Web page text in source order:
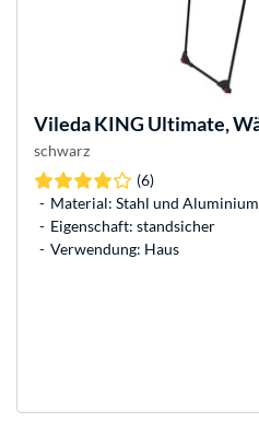
ViledaKING Ultimate,
schwarz
(6)
Material: Stahl und Aluminium
Eigenschaft: standsicher
Verwendung: Haus